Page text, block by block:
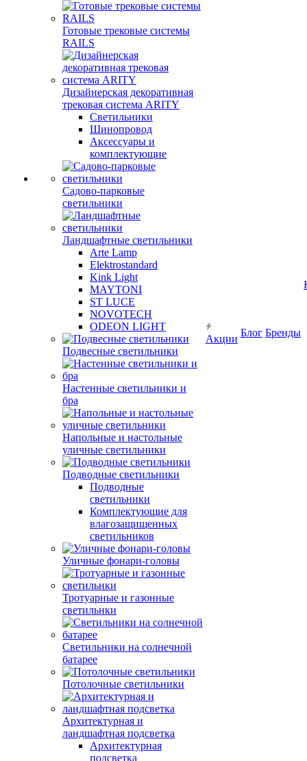
Готовые трековые системы
RAILS
Дизайнерская декоративная
трековая система ARITY
Светильники
Шинопровод
Аксессуары и
комплектующие
Садово-парковые
светильники
Ландшафтные светильники
Arte Lamp
Elektrostandard
Kink Light
MAYTONI
ST LUCE
NOVOTECH
ODEON LIGHT
Подвесные светильники
Настенные светильники и
бра
Напольные и настольные
уличные светильники
Подводные светильники
Подводные
светильники
Комплектующие для
влагозащищенных
светильников
Уличные фонари-головы
Тротуарные и газонные
светильнки
Светильники на солнечной
батарее
Потолочные светильники
Архитектурная и
ландшафтная подсветка
Архитектурная
подсветка
Акции
Блог Бренды